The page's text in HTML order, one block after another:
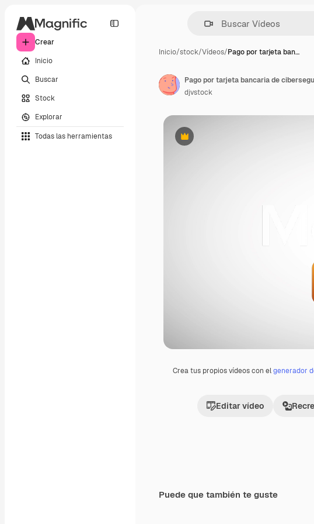
Crear
Inicio
Buscar
Stock
Explorar
Todas las herramientas
Inicio/stock/Vídeos/Pago por tarjeta ban…
Premium
Crea tus propios vídeos con elgenerador
Editar vídeo
Pago por tarjeta bancaria de
djvstock
Puede que también te guste